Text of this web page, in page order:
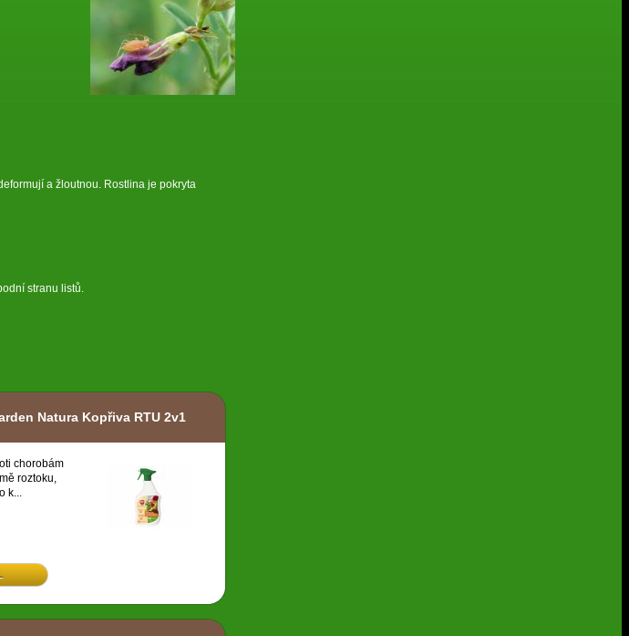
a žloutnou. Rostlina je pokryta
stranu listů.
Natura Kopřiva RTU 2v1
chorobám
roztoku,
k...